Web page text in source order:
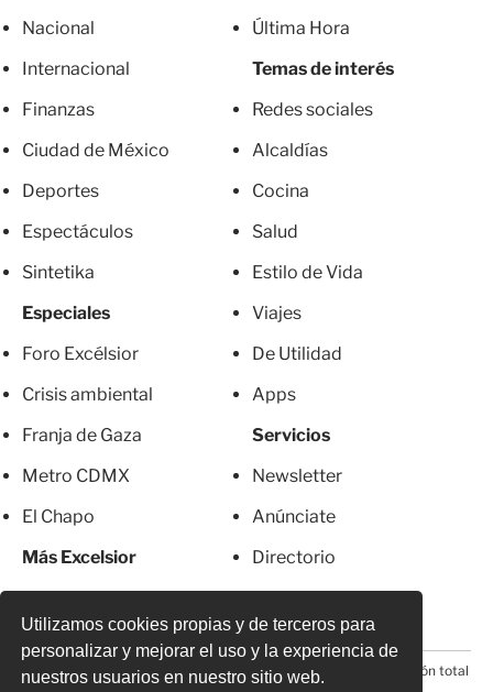
Utilizamos cookies propias y de terceros para
personalizar y mejorar el uso y la experiencia de
nuestros usuarios en nuestro sitio web.
Nacional
Internacional
Finanzas
Ciudad de México
Deportes
Espectáculos
Sintetika
Especiales
Foro Excélsior
Crisis ambiental
Franja de Gaza
Metro CDMX
El Chapo
Más Excelsior
Última Hora
Temas de interés
Redes sociales
Alcaldías
Cocina
Salud
Estilo de Vida
Viajes
De Utilidad
Apps
Servicios
Newsletter
Anúnciate
Directorio
© 2026 Todos los derechos reservados. Prohibida la reproducción total
o parcial, incluyendo cualquier medio electrónico*